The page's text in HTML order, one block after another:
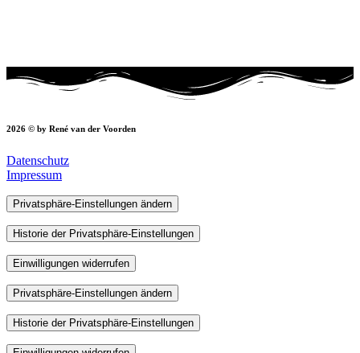
2026 © by René van der Voorden
Datenschutz
Impressum
Privatsphäre-Einstellungen ändern
Historie der Privatsphäre-Einstellungen
Einwilligungen widerrufen
Privatsphäre-Einstellungen ändern
Historie der Privatsphäre-Einstellungen